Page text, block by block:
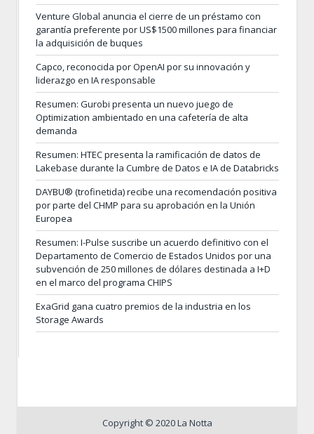
Venture Global anuncia el cierre de un préstamo con
garantía preferente por US$1500 millones para financiar
la adquisición de buques
Capco, reconocida por OpenAI por su innovación y
liderazgo en IA responsable
Resumen: Gurobi presenta un nuevo juego de
Optimization ambientado en una cafetería de alta
demanda
Resumen: HTEC presenta la ramificación de datos de
Lakebase durante la Cumbre de Datos e IA de Databricks
DAYBU® (trofinetida) recibe una recomendación positiva
por parte del CHMP para su aprobación en la Unión
Europea
Resumen: I-Pulse suscribe un acuerdo definitivo con el
Departamento de Comercio de Estados Unidos por una
subvención de 250 millones de dólares destinada a I+D
en el marco del programa CHIPS
ExaGrid gana cuatro premios de la industria en los
Storage Awards
Copyright © 2020 La Notta